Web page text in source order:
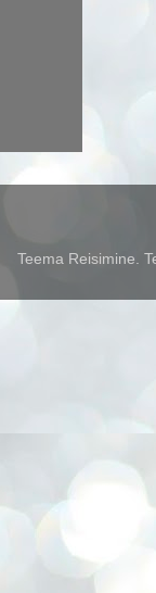
Teema Reisimine.